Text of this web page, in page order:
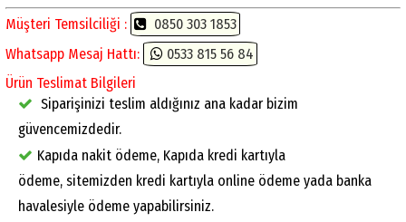
Müşteri Temsilciliği :
0850 303 1853
Whatsapp Mesaj Hattı:
0533 815 56 84
Ürün Teslimat Bilgileri
Siparişinizi teslim aldığınız ana kadar bizim
güvencemizdedir.
Kapıda nakit ödeme, Kapıda kredi kartıyla
ödeme, sitemizden kredi kartıyla online ödeme yada banka
havalesiyle ödeme yapabilirsiniz.